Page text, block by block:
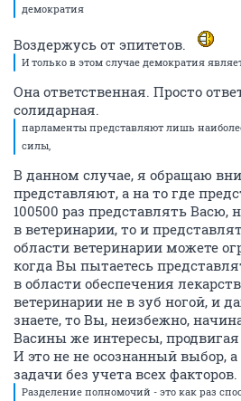
демократия
Воздержусь от эпитетов.
И только в этом случае демократия
Она ответственная. Просто
солидарная.
парламенты представляют лишь
силы,
В данном случае, я обращаю
представляют, а на то где
100500 раз представлять Васю,
в ветеринарии, то и
области ветеринарии можете
когда Вы пытаетесь
в области обеспечения
ветеринарии не в зуб ногой, и
знаете, то Вы, неизбежно,
Васины же интересы,
И это не не осознанный выбор,
задачи без учета всех факторов.
Разделение полномочий - это как раз